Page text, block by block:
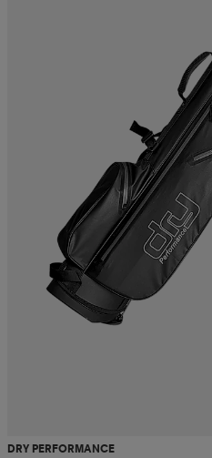
DRY PERFORMANCE